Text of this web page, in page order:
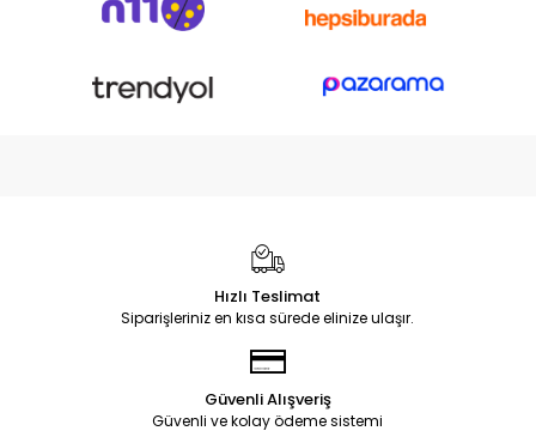
Hızlı Teslimat
Siparişleriniz en kısa sürede elinize ulaşır.
Güvenli Alışveriş
Güvenli ve kolay ödeme sistemi